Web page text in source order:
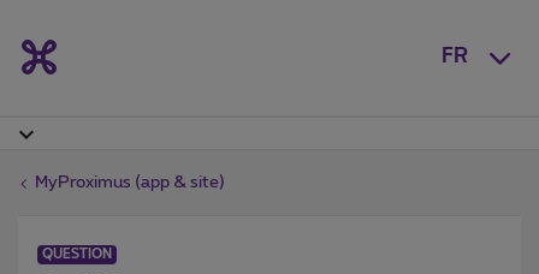
FR
MyProximus (app & site)
QUESTION